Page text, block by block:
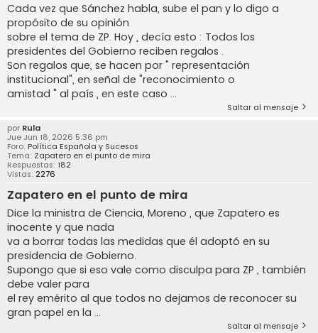
Cada vez que Sánchez habla, sube el pan y lo digo a
propósito de su opinión
sobre el tema de ZP. Hoy , decía esto : Todos los
presidentes del Gobierno reciben regalos .
Son regalos que, se hacen por " representación
institucional", en señal de "reconocimiento o
amistad " al país , en este caso ...
Saltar al mensaje
por Rula
Jue Jun 18, 2026 5:36 pm
Foro: Política Española y Sucesos
Tema: Zapatero en el punto de mira
Respuestas: 182
Vistas: 2276
Zapatero en el punto de mira
Dice la ministra de Ciencia, Moreno , que Zapatero es
inocente y que nada
va a borrar todas las medidas que él adoptó en su
presidencia de Gobierno.
Supongo que si eso vale como disculpa para ZP , también
debe valer para
el rey emérito al que todos no dejamos de reconocer su
gran papel en la ...
Saltar al mensaje